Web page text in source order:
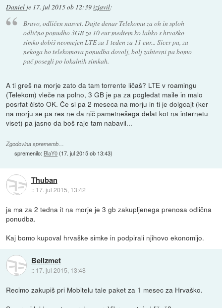
Daniel je 17. jul 2015 ob 12:39izjavil:
Bravo, odličen nasvet. Dajte denar Telekomu za oh in sploh
odlično ponudbo 3GB za 10 eur medtem ko lahko s hrvaško
simko dobiš neomejen LTE za 1 teden za 11 eur... Sicer pa, za
nekoga bo telekomova ponudba dovolj, bolj zahtevni pa bomo
pač posegli po lokalnih simkah.
A ti greš na morje zato da tam torrente ličaš? LTE v roamingu
(Telekom) vleče na polno, 3 GB je pa za pogledat maile in malo
posrfat čisto OK. Če si pa 2 meseca na morju in ti je dolgcajt (ker
na morju se pa res ne da nič pametnešega delat kot na internetu
viset) pa jasno da boš raje tam nabavil...
Zgodovina sprememb…
spremenilo: BlaY0(17. jul 2015 ob 13:43)
Thuban
:: 17. jul 2015, 13:42
ja ma za 2 tedna it na morje je 3 gb zakupljenega prenosa odlična
ponudba.
Kaj bomo kupoval hrvaške simke in podpirali njihovo ekonomijo.
Bellzmet
:: 17. jul 2015, 13:48
Recimo zakupiš pri Mobitelu tale paket za 1 mesec za Hrvaško.